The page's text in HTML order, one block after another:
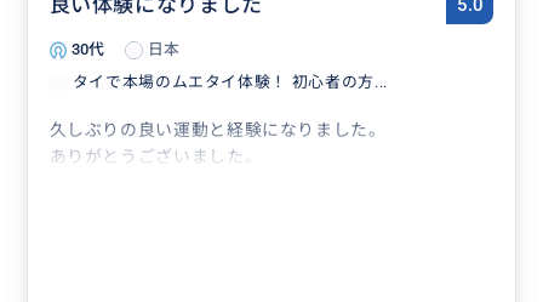
良い体験になりました 5.0
30代
日本
タイで本場のムエタイ体験！ 初心者の方...
久しぶりの良い運動と経験になりました。
ありがとうございました。